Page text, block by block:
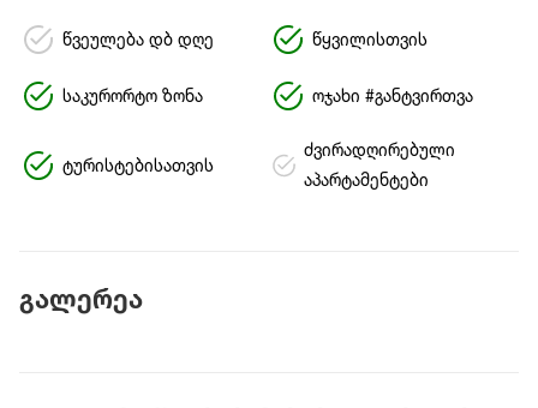
წვეულება დბ დღე წყვილისთვის
საკურორტო ზონა ოჯახი #განტვირთვა
ტურისტებისათვის
ძვირადღირებული
აპარტამენტები
გალერეა